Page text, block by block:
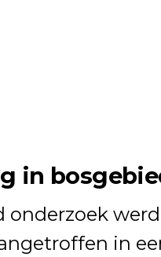
in
onderzoek werd
in